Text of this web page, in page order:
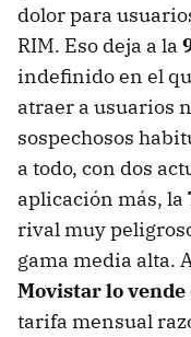
dolor para
RIM. Eso deja a la
indefinido en el
atraer a usuarios
sospechosos
a todo, con dos
aplicación más, la
rival muy
gama media alta.
Movistar lo vende
tarifa mensual